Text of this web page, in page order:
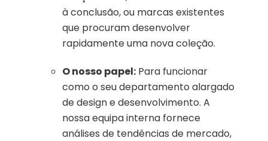
à conclusão, ou marcas existentes
que procuram desenvolver
rapidamente uma nova coleção.
O nosso papel:Para funcionar
como o seu departamento alargado
de design e desenvolvimento. A
nossa equipa interna fornece
análises de tendências de mercado,